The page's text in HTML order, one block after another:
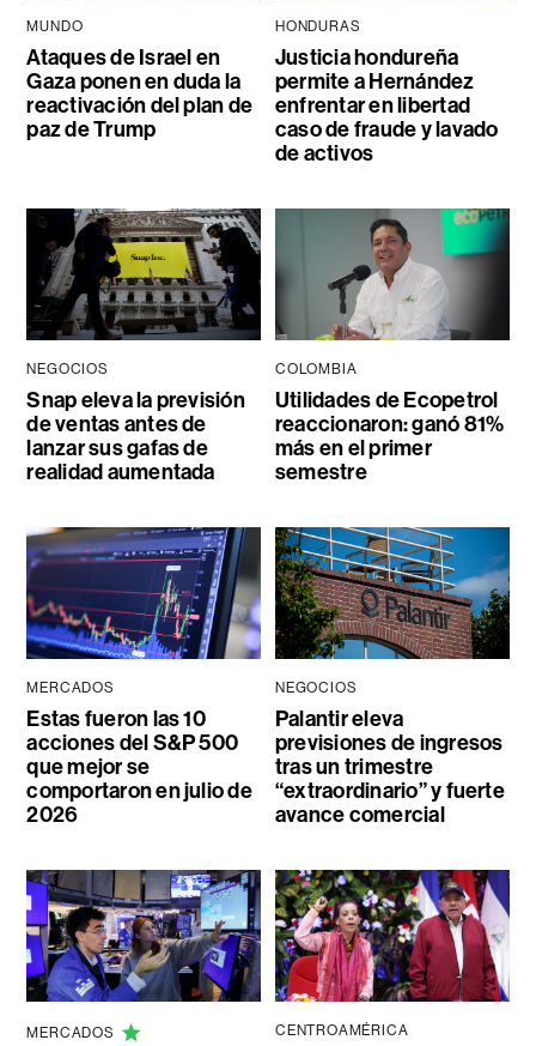
MUNDO
Ataques de Israel en
Gaza ponen en duda la
reactivación del plan de
paz de Trump
HONDURAS
Justicia hondureña
permite a Hernández
enfrentar en libertad
caso de fraude y lavado
de activos
NEGOCIOS
Snap eleva la previsión
de ventas antes de
lanzar sus gafas de
realidad aumentada
COLOMBIA
Utilidades de Ecopetrol
reaccionaron: ganó 81%
más en el primer
semestre
MERCADOS
Estas fueron las 10
acciones del S&P 500
que mejor se
comportaron en julio de
2026
NEGOCIOS
Palantir eleva
previsiones de ingresos
tras un trimestre
“extraordinario” y fuerte
avance comercial
MERCADOS CENTROAMÉRICA